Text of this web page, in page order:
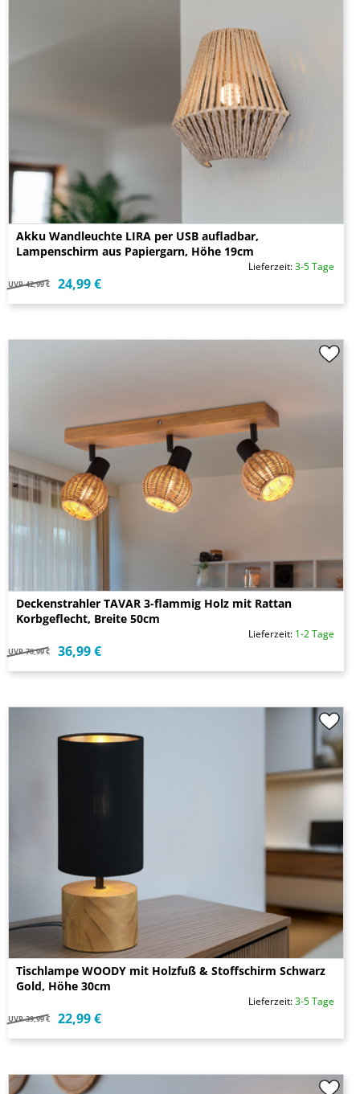
Akku Wandleuchte LIRA per USB aufladbar,
Lampenschirm aus Papiergarn, Höhe 19cm
Lieferzeit:3-5 Tage
UVP 42,99 € 24,99 €
Deckenstrahler TAVAR 3-flammig Holz mit Rattan
Korbgeflecht, Breite 50cm
Lieferzeit: 1-2 Tage
UVP 70,99 € 36,99 €
Tischlampe WOODY mit Holzfuß & Stoffschirm Schwarz
Gold, Höhe 30cm
Lieferzeit:3-5 Tage
UVP 39,99 € 22,99 €